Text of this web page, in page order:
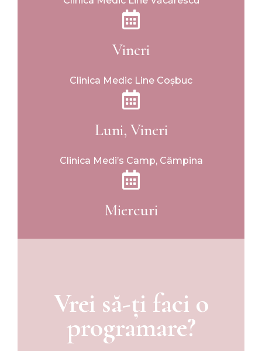
Vineri
Clinica Medic Line Coșbuc
Luni, Vineri
Clinica Medi’s Camp, Câmpina
Miercuri
Vrei să-ți faci o
programare?